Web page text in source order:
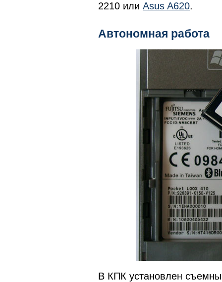
2210 или Asus A620.
Автономная работа
В КПК установлен